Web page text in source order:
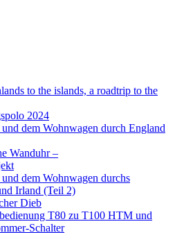
to the islands, a roadtrip to the
2024
dem Wohnwagen durch England
Wanduhr –
dem Wohnwagen durchs
Irland (Teil 2)
Dieb
T80 zu T100 HTM und
Schalter